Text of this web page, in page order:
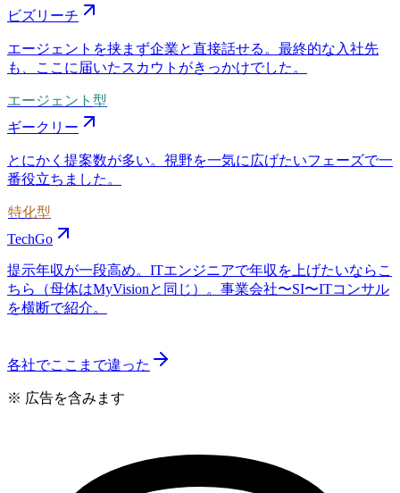
ビズリーチ
エージェントを挟まず企業と直接話せる。最終的な入社先
も、ここに届いたスカウトがきっかけでした。
エージェント型
ギークリー
とにかく提案数が多い。視野を一気に広げたいフェーズで一
番役立ちました。
特化型
TechGo
提示年収が一段高め。ITエンジニアで年収を上げたいならこ
ちら（母体はMyVisionと同じ）。事業会社〜SI〜ITコンサル
を横断で紹介。
各社でここまで違った
※ 広告を含みます